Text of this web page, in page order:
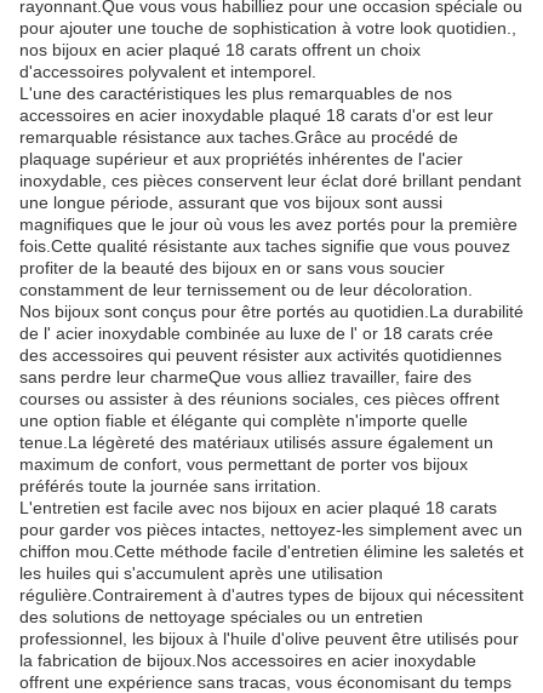
rayonnant.Que vous vous habilliez pour une occasion spéciale ou
pour ajouter une touche de sophistication à votre look quotidien.,
nos bijoux en acier plaqué 18 carats offrent un choix
d'accessoires polyvalent et intemporel.
L'une des caractéristiques les plus remarquables de nos
accessoires en acier inoxydable plaqué 18 carats d'or est leur
remarquable résistance aux taches.Grâce au procédé de
plaquage supérieur et aux propriétés inhérentes de l'acier
inoxydable, ces pièces conservent leur éclat doré brillant pendant
une longue période, assurant que vos bijoux sont aussi
magnifiques que le jour où vous les avez portés pour la première
fois.Cette qualité résistante aux taches signifie que vous pouvez
profiter de la beauté des bijoux en or sans vous soucier
constamment de leur ternissement ou de leur décoloration.
Nos bijoux sont conçus pour être portés au quotidien.La durabilité
de l' acier inoxydable combinée au luxe de l' or 18 carats crée
des accessoires qui peuvent résister aux activités quotidiennes
sans perdre leur charmeQue vous alliez travailler, faire des
courses ou assister à des réunions sociales, ces pièces offrent
une option fiable et élégante qui complète n'importe quelle
tenue.La légèreté des matériaux utilisés assure également un
maximum de confort, vous permettant de porter vos bijoux
préférés toute la journée sans irritation.
L'entretien est facile avec nos bijoux en acier plaqué 18 carats
pour garder vos pièces intactes, nettoyez-les simplement avec un
chiffon mou.Cette méthode facile d'entretien élimine les saletés et
les huiles qui s'accumulent après une utilisation
régulière.Contrairement à d'autres types de bijoux qui nécessitent
des solutions de nettoyage spéciales ou un entretien
professionnel, les bijoux à l'huile d'olive peuvent être utilisés pour
la fabrication de bijoux.Nos accessoires en acier inoxydable
offrent une expérience sans tracas, vous économisant du temps